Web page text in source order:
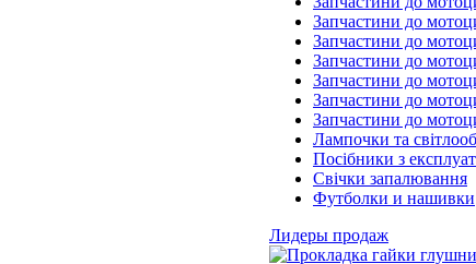
Запчастини до
Запчастини до
Запчастини до
Запчастини до
Запчастини до
Запчастини до
Лампочки та
Посібники з
Свічки запалювання
Футболки и нашивки
Лидеры продаж